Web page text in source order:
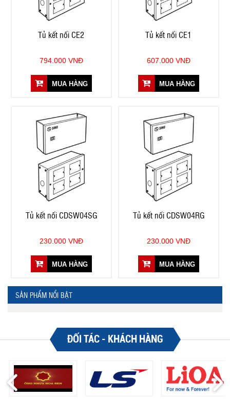
Tủ kết nối CE2
794.000 VNĐ
MUA HÀNG
Tủ kết nối CE1
607.000 VNĐ
MUA HÀNG
Tủ kết nối CDSW04SG
230.000 VNĐ
MUA HÀNG
Tủ kết nối CDSW04RG
230.000 VNĐ
MUA HÀNG
SẢN PHẨM NỔI BẬT
ĐỐI TÁC - KHÁCH HÀNG